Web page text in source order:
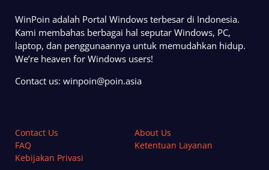
WinPoin adalah Portal Windows terbesar di Indonesia.
Kami membahas berbagai hal seputar Windows, PC,
laptop, dan penggunaannya untuk memudahkan hidup.
We’re heaven for Windows users!
Contact us: winpoin@poin.asia
Contact Us
About Us
FAQ
Ketentuan Layanan
Kebijakan Privasi